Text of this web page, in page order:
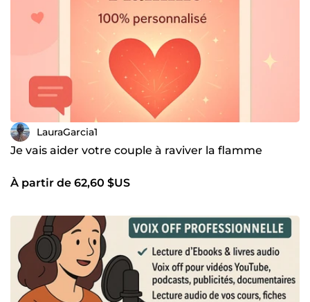
LauraGarcia1
Je vais aider votre couple à raviver la flamme
À partir de 62,60 $US